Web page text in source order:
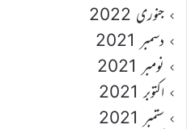
جنوری 2022
دسمبر 2021
نومبر 2021
اکتوبر 2021
ستمبر 2021